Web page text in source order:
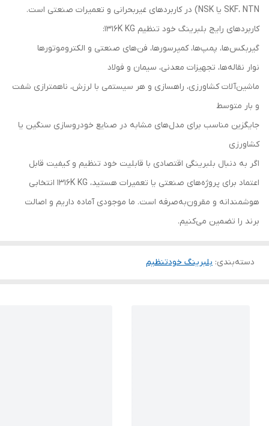
SKF، NTN یا NSK) در کاربردهای غیربحرانی و تعمیرات صنعتی است.
کاربردهای رایج بلبرینگ خود تنظیم 1316K KG:
گیربکس‌ها، پمپ‌ها، کمپرسورها، فن‌های صنعتی و الکتروموتورها
نوار نقاله‌ها، تجهیزات معدنی، سیمان و فولاد
ماشین‌آلات کشاورزی، راهسازی و هر سیستمی با لرزش، ناهمترازی شفت
و بار متوسط
جایگزین مناسب برای مدل‌های مشابه در صنایع خودروسازی سنگین یا
کشاورزی
اگر به دنبال بلبرینگی اقتصادی با قابلیت خود تنظیم و کیفیت قابل
اعتماد برای پروژه‌های صنعتی یا تعمیرات هستید، 1316K KG انتخابی
هوشمندانه و مقرون‌به‌صرفه است. ما موجودی آماده داریم و اصالت
برند را تضمین می‌کنیم.
دسته‌بندی: بلبرینگ خودتنظیم